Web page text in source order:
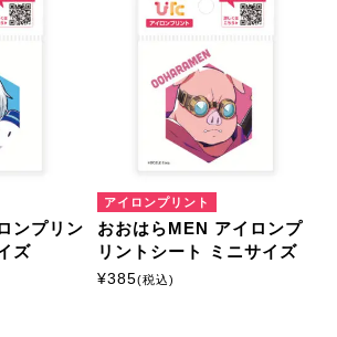
ンプリン
ズ
アイロンプリント
おおはらMEN アイロンプ
リントシート ミニサイズ
¥385(税込)